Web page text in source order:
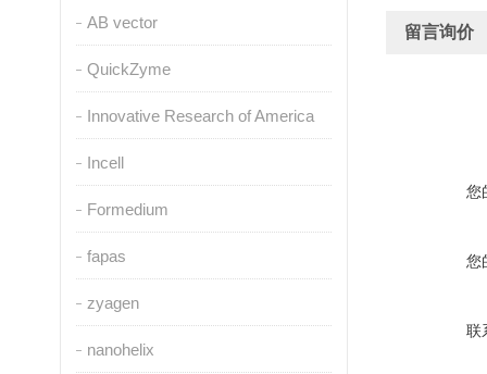
AB vector
QuickZyme
Innovative Research of America
Incell
Formedium
fapas
zyagen
nanohelix
留言询价
您
您
联